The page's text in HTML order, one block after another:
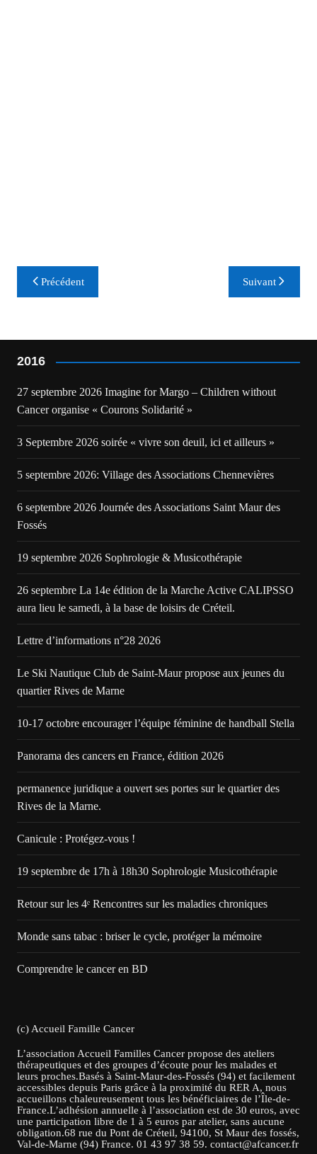
Navigation
de
Précédent Suivant
2016
27 septembre 2026 Imagine for Margo – Children without
Cancer organise « Courons Solidarité »
3 Septembre 2026 soirée « vivre son deuil, ici et ailleurs »
5 septembre 2026: Village des Associations Chennevières
6 septembre 2026 Journée des Associations Saint Maur des
Fossés
19 septembre 2026 Sophrologie & Musicothérapie
26 septembre La 14e édition de la Marche Active CALIPSSO
aura lieu le samedi, à la base de loisirs de Créteil.
Lettre d’informations n°28 2026
Le Ski Nautique Club de Saint-Maur propose aux jeunes du
quartier Rives de Marne
10-17 octobre encourager l’équipe féminine de handball Stella
Panorama des cancers en France, édition 2026
permanence juridique a ouvert ses portes sur le quartier des
Rives de la Marne.
Canicule : Protégez-vous !
19 septembre de 17h à 18h30 Sophrologie Musicothérapie
Retour sur les 4ᵉ Rencontres sur les maladies chroniques
Monde sans tabac : briser le cycle, protéger la mémoire
Comprendre le cancer en BD
(c) Accueil Famille Cancer
L’association Accueil Familles Cancer propose des ateliers
thérapeutiques et des groupes d’écoute pour les malades et
leurs proches.Basés à Saint-Maur-des-Fossés (94) et facilement
accessibles depuis Paris grâce à la proximité du RER A, nous
accueillons chaleureusement tous les bénéficiaires de l’Île-de-
France.L’adhésion annuelle à l’association est de 30 euros, avec
une participation libre de 1 à 5 euros par atelier, sans aucune
obligation.68 rue du Pont de Créteil, 94100, St Maur des fossés,
Val-de-Marne (94) France. 01 43 97 38 59. contact@afcancer.fr